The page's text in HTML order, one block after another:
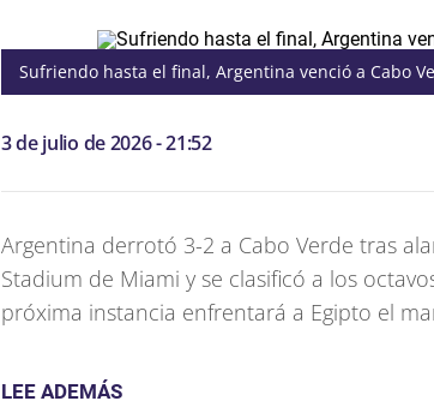
Sufriendo hasta el final, Argentina venció a Cabo
3 de julio de 2026 - 21:52
Argentina derrotó 3-2 a Cabo Verde tras
Stadium de Miami y se clasificó a los
próxima instancia enfrentará a Egipto el
LEE ADEMÁS